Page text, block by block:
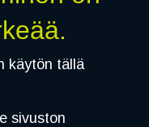
asennuksen, pääset
käytön tällä
sivuston